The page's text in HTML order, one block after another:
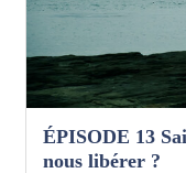
ÉPISODE 13
nous libérer ?